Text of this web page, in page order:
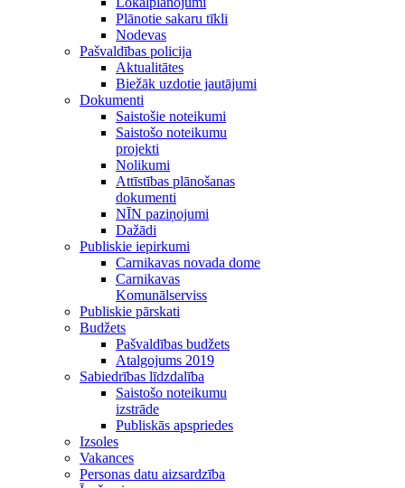
Plānotie sakaru tīkli
Nodevas
Pašvaldības policija
Aktualitātes
Biežāk uzdotie jautājumi
Dokumenti
Saistošie noteikumi
Saistošo noteikumu
projekti
Nolikumi
Attīstības plānošanas
dokumenti
NĪN paziņojumi
Dažādi
Publiskie iepirkumi
Carnikavas novada dome
Carnikavas
Komunālserviss
Publiskie pārskati
Budžets
Pašvaldības budžets
Atalgojums 2019
Sabiedrības līdzdalība
Saistošo noteikumu
izstrāde
Publiskās apspriedes
Izsoles
Vakances
Personas datu aizsardzība